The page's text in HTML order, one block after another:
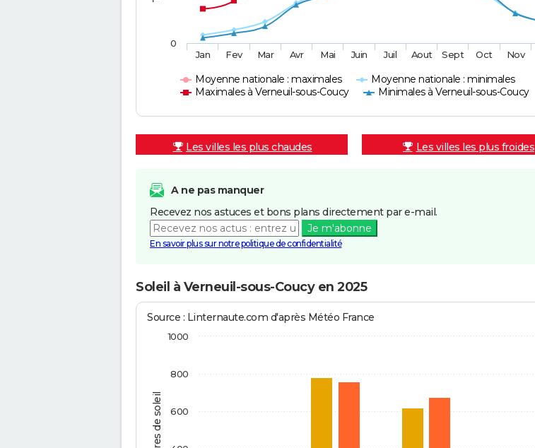
Moyenne nationale : maximales
Moyenne nationale : minimales
Maximales à Verneuil-sous-Coucy
Minimales à Verneuil-sous-Coucy
Jan Fev Mar Avr Mai Juin Juil Aout Sept Oct Nov
0
Les villes les plus chaudes Les villes les plus froides
A ne pas manquer
Recevez nos astuces et bons plans directement par e-mail.
Je m'abonne
En savoir plus sur notre politique de confidentialité
Soleil à Verneuil-sous-Coucy en 2025
Heures de soleil
Source : Linternaute.com d'après Météo France
600
800
1000